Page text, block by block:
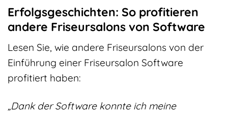
Erfolgsgeschichten: So profitieren
andere Friseursalons von Software
Lesen Sie, wie andere Friseursalons von der
Einführung einer Friseursalon Software
profitiert haben:
„Dank der Software konnte ich meine